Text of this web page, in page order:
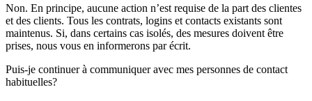
Non. En principe, aucune action n’est requise de la part des clientes
et des clients. Tous les contrats, logins et contacts existants sont
maintenus. Si, dans certains cas isolés, des mesures doivent être
prises, nous vous en informerons par écrit.
Puis-je continuer à communiquer avec mes personnes de contact
habituelles?